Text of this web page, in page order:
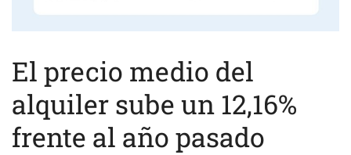
El precio medio del
alquiler sube un 12,16%
frente al año pasado